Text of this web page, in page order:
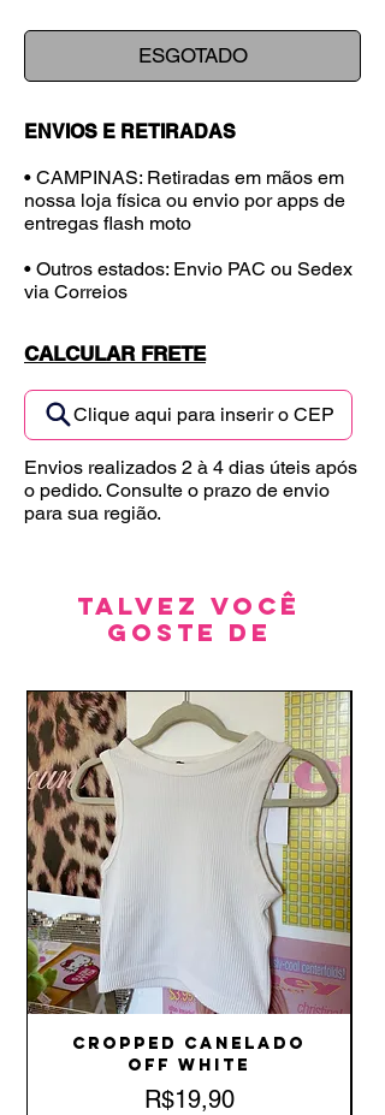
ESGOTADO
ENVIOS E RETIRADAS
• CAMPINAS: Retiradas em mãos em
nossa loja física ou envio por apps de
entregas flash moto
• Outros estados: Envio PAC ou Sedex
via Correios
CALCULAR FRETE
Clique aqui para inserir o CEP
Envios realizados 2 à 4 dias úteis após
o pedido. Consulte o prazo de envio
para sua região.
Talvez você
goste de
Cropped Canelado
Off White
Price
R$19,90